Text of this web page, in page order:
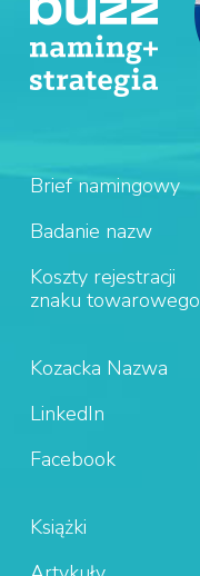
Brief namingowy
Badanie nazw
Koszty rejestracji
znaku towarowego
Kozacka Nazwa
LinkedIn
Facebook
Książki